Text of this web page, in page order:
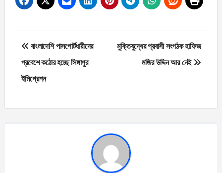
Post
navigation
বাংলাদেশি পাসপোর্টধারীদের
প্রবেশে কঠোর হচ্ছে সিঙ্গাপুর
ইমিগ্রেশন
মুক্তিযুদ্ধের প্রবাসী সংগঠক হাফিজ
মজির উদ্দিন আর নেই